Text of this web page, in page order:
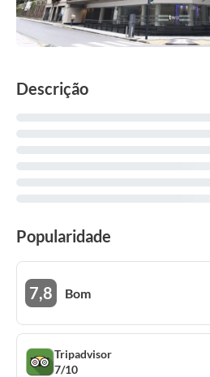
Descrição
Popularidade
7,8 Bom
Tripadvisor
7/10